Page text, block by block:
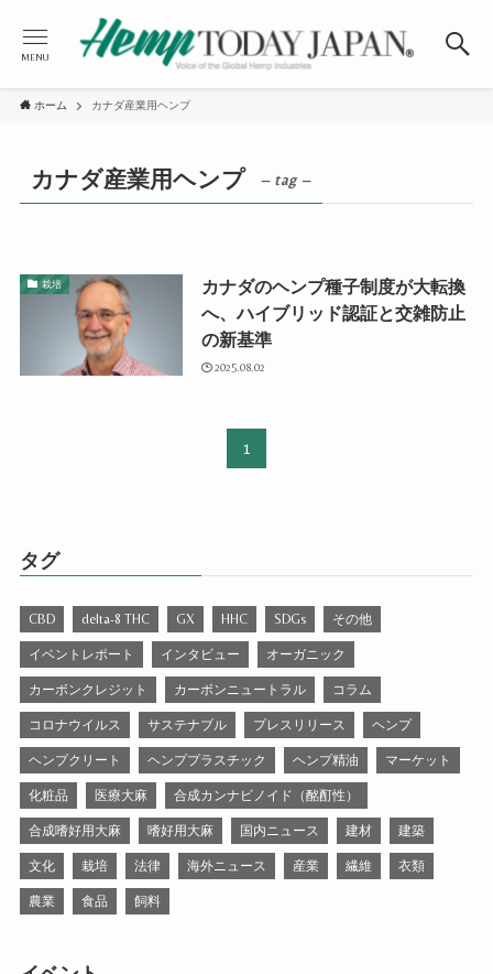
MENU
ホーム カナダ産業用ヘンプ
カナダ産業用ヘンプ – tag –
栽培
カナダのヘンプ種子制度が大転換
へ、ハイブリッド認証と交雑防止
の新基準
2025.08.02
1
タグ
CBD delta-8 THC GX HHC SDGs その他
イベントレポート インタビュー オーガニック
カーボンクレジット カーボンニュートラル コラム
コロナウイルス サステナブル プレスリリース ヘンプ
ヘンプクリート ヘンププラスチック ヘンプ精油 マーケット
化粧品 医療大麻 合成カンナビノイド（酩酊性）
合成嗜好用大麻 嗜好用大麻 国内ニュース 建材 建築
文化 栽培 法律 海外ニュース 産業 繊維 衣類
農業 食品 飼料